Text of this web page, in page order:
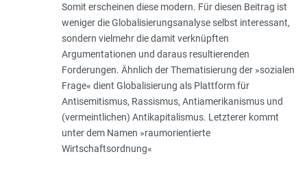
Somit erscheinen diese modern. Für diesen Beitrag ist
weniger die Globalisierungsanalyse selbst interessant,
sondern vielmehr die damit verknüpften
Argumentationen und daraus resultierenden
Forderungen. Ähnlich der Thematisierung der »sozialen
Frage« dient Globalisierung als Plattform für
Antisemitismus, Rassismus, Antiamerikanismus und
(vermeintlichen) Antikapitalismus. Letzterer kommt
unter dem Namen »raumorientierte
Wirtschaftsordnung«